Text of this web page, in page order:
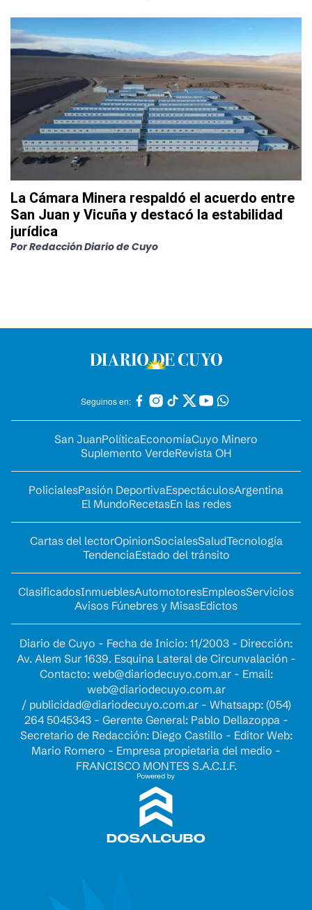
La Cámara Minera respaldó el acuerdo entre
San Juan y Vicuña y destacó la estabilidad
jurídica
PorRedacción Diario de Cuyo
Seguinos en:
San JuanPolíticaEconomíaCuyo Minero
Suplemento VerdeRevista OH
PolicialesPasión DeportivaEspectáculosArgentina
El MundoRecetasEn las redes
Cartas del lectorOpinionSocialesSaludTecnología
TendenciaEstado del tránsito
ClasificadosInmueblesAutomotoresEmpleosServicios
Avisos Fúnebres y MisasEdictos
Diario de Cuyo - Fecha de Inicio: 11/2003 - Dirección:
Av. Alem Sur 1639. Esquina Lateral de Circunvalación -
Contacto: web@diariodecuyo.com.ar- Email:
web@diariodecuyo.com.ar
/ publicidad@diariodecuyo.com.ar- Whatsapp: (054)
264 5045343 - Gerente General: Pablo Dellazoppa -
Secretario de Redacción: Diego Castillo - Editor Web:
Mario Romero - Empresa propietaria del medio -
FRANCISCO MONTES S.A.C.I.F.